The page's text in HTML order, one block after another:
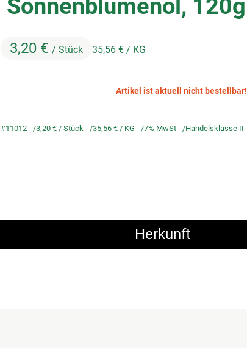
Sonnenblumenöl, 120g
3,20 € / Stück 35,56 € / KG
Artikel ist aktuell nicht bestellbar!
#11012 3,20 € / Stück 35,56 € / KG 7% MwSt Handelsklasse II
Herkunft